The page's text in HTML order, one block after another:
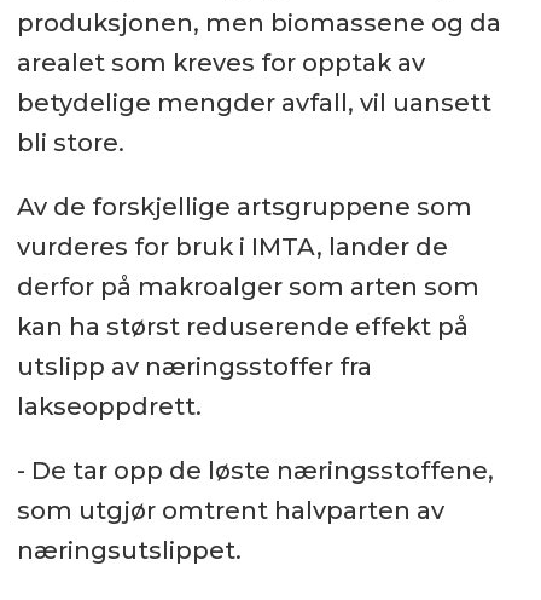
produksjonen, men biomassene og da
arealet som kreves for opptak av
betydelige mengder avfall, vil uansett
bli store.
Av de forskjellige artsgruppene som
vurderes for bruk i IMTA, lander de
derfor på makroalger som arten som
kan ha størst reduserende effekt på
utslipp av næringsstoffer fra
lakseoppdrett.
- De tar opp de løste næringsstoffene,
som utgjør omtrent halvparten av
næringsutslippet.